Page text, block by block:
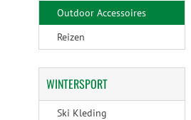
Outdoor Accessoires
Reizen
WINTERSPORT
Ski Kleding